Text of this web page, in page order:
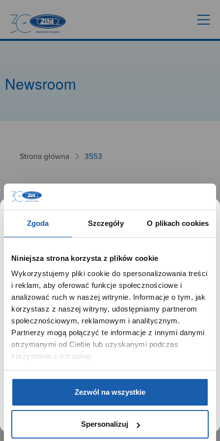
Zgoda Szczegóły O plikach cookies
Niniejsza strona korzysta z plików cookie
Wykorzystujemy pliki cookie do spersonalizowania treści
i reklam, aby oferować funkcje społecznościowe i
analizować ruch w naszej witrynie. Informacje o tym, jak
korzystasz z naszej witryny, udostępniamy partnerom
społecznościowym, reklamowym i analitycznym.
Partnerzy mogą połączyć te informacje z innymi danymi
otrzymanymi od Ciebie lub uzyskanymi podczas
korzystania z ich usług.
Zezwól na wszystkie
Spersonalizuj
Newsroom
Strona główna 3553
3553
26.09.2024
GRUPA ZIBI
Historia
Misja, wizja i wartości Grupy Zibi
Ważne daty
Kariera
Zgoda na ciasteczka
PRODUKTY
Kalkulatory
SIECI SPRZEDAŻY
SZANOWNY UŻYTKOWNIKU,
SZANOWNA UŻYTKOWNICZKO
Używamy plików cookie w celach analitycznych,
statystycznych i marketingowych, w tym aby analizować
ruch w tej witrynie, optymalizować jej działanie oraz
zapamiętywać Twoje preferencje.